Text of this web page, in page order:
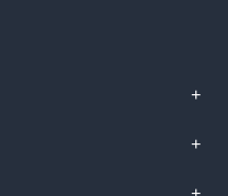
+
+